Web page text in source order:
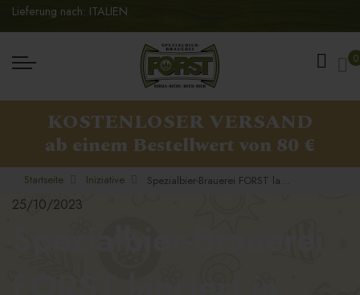
Lieferung nach: ITALIEN
0
KOSTENLOSER VERSAND
ab einem Bestellwert von 80 €
Startseite Iniziative Spezialbier-Brauerei FORST lanciert in Zusammenarbeit mit RONER Brennereien Produktneuheit für 2023
25/10/2023